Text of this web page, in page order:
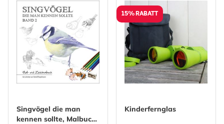
Singvögel die man
kennen sollte, Malbuch,
15% RABATT
Kinderfernglas